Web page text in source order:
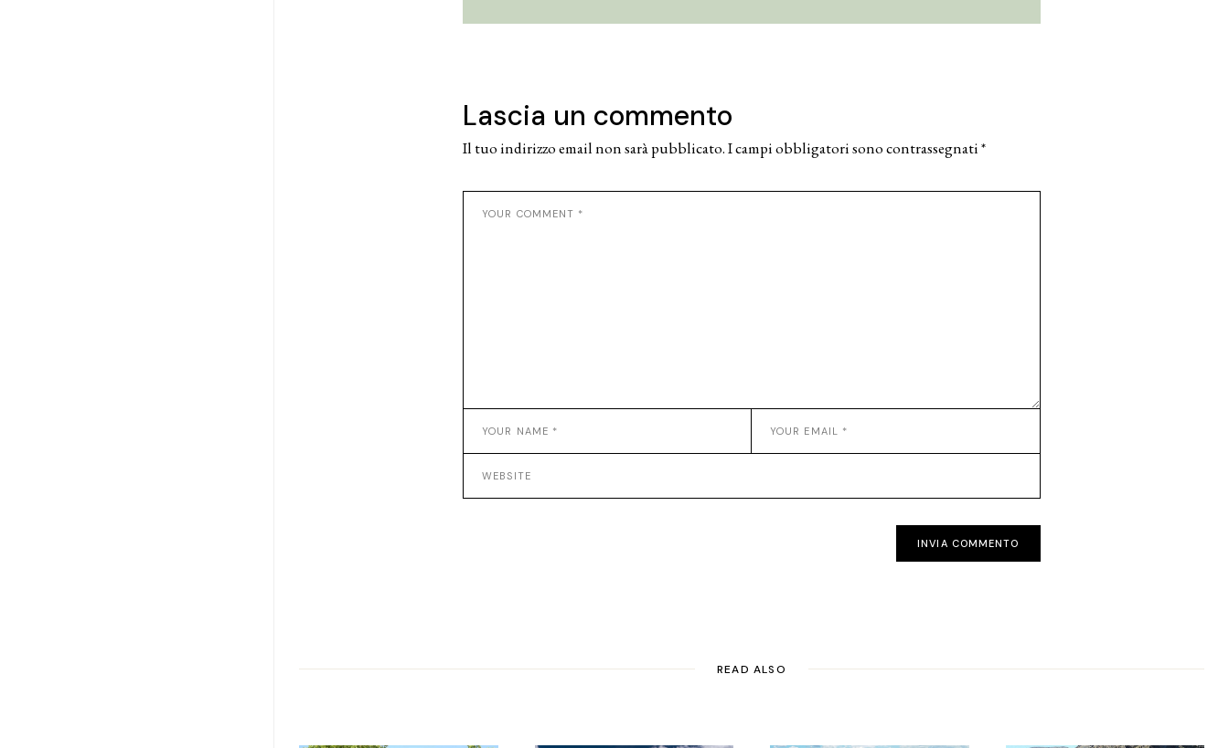
Lascia un commento
Il tuo indirizzo email non sarà pubblicato.I campi obbligatori sono contrassegnati*
INVIA COMMENTO
READ ALSO